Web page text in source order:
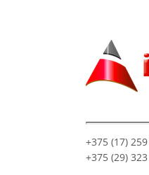
+375 (17)
+375 (29)